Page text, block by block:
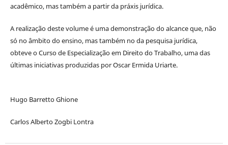
acadêmico, mas também a partir da práxis jurídica.
A realização deste volume é uma demonstração do alcance que, não
só no âmbito do ensino, mas também no da pesquisa jurídica,
obteve o Curso de Especialização em Direito do Trabalho, uma das
últimas iniciativas produzidas por Oscar Ermida Uriarte.
Hugo Barretto Ghione
Carlos Alberto Zogbi Lontra